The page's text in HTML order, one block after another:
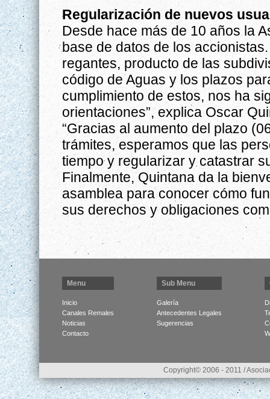
Regularización de nuevos
Desde hace más de 10 años la
base de datos de los
regantes, producto de las
código de Aguas y los plazos
cumplimiento de estos, nos ha
orientaciones”, explica Oscar
“Gracias al aumento del plazo
trámites, esperamos que las
tiempo y regularizar y catastrar
Finalmente, Quintana da la
asamblea para conocer cómo
sus derechos y obligaciones
Menu
Inicio
Canales Remales
Noticias
Contacto
Sub Menu
Galería
Antecedentes Legales
Sugerencias
Copyright© 2006 - 2011 /